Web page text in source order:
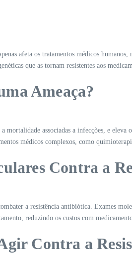
afeta os tratamentos médicos
que as tornam resistentes aos
Ameaça?
associadas a infecções, e eleva
médicos complexos, como
Contra a
a resistência antibiótica. Exames
reduzindo os custos com
Contra a